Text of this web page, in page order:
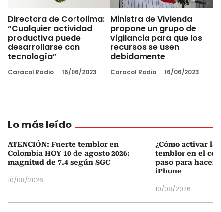
Directora de Cortolima:
“Cualquier actividad
productiva puede
desarrollarse con
tecnología”
Caracol Radio 16/06/2023
Ministra de Vivienda
propone un grupo de
vigilancia para que los
recursos se usen
debidamente
Caracol Radio 16/06/2023
Lo más leído
ATENCIÓN: Fuerte temblor en
Colombia HOY 10 de agosto 2026:
magnitud de 7.4 según SGC
10/08/2026
¿Cómo activar la
temblor en el
paso para
iPhone
10/08/2026